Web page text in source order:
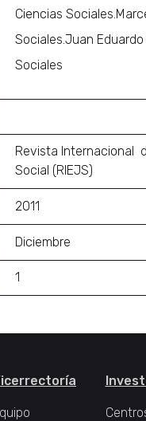
Ciencias
Sociales.Juan
Sociales
Revista Internacional
Social (RIEJS)
2011
Diciembre
1